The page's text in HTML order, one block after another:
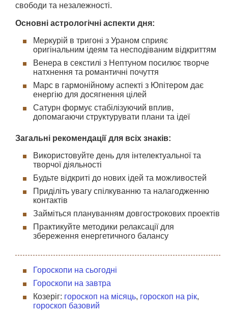
свободи та незалежності.
Основні астрологічні аспекти дня:
Меркурій в тригоні з Ураном сприяє
оригінальним ідеям та несподіваним відкриттям
Венера в секстилі з Нептуном посилює творче
натхнення та романтичні почуття
Марс в гармонійному аспекті з Юпітером дає
енергію для досягнення цілей
Сатурн формує стабілізуючий вплив,
допомагаючи структурувати плани та ідеї
Загальні рекомендації для всіх знаків:
Використовуйте день для інтелектуальної та
творчої діяльності
Будьте відкриті до нових ідей та можливостей
Приділіть увагу спілкуванню та налагодженню
контактів
Займіться плануванням довгострокових проектів
Практикуйте методики релаксації для
збереження енергетичного балансу
Гороскопи на сьогодні
Гороскопи на завтра
Козеріг: гороскоп на місяць, гороскоп на рік,
гороскоп базовий